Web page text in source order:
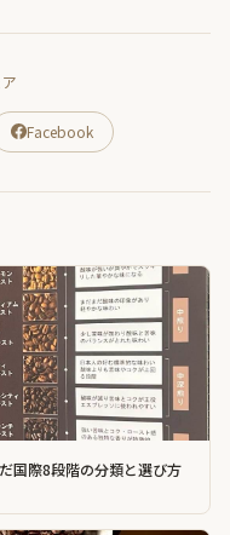
Facebook
国際8段階の分類と選び方